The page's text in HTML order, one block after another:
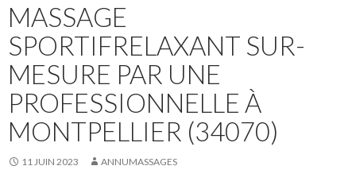
MASSAGE
SPORTIFRELAXANT SUR-
MESURE PAR UNE
PROFESSIONNELLE À
MONTPELLIER (34070)
11 JUIN 2023 ANNUMASSAGES